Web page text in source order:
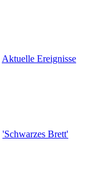
Aktuelle Ereignisse
'Schwarzes Brett'